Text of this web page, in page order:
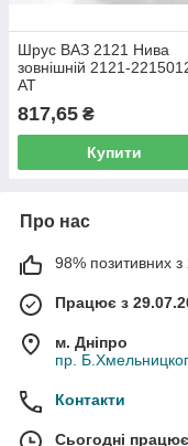
Шрус ВАЗ 2121 Нива
зовнішній 2121-
AT
817,65 ₴
Купити
Про нас
98% позитивних з
Працює з
м. Дніпро
пр.
Контакти
Сьогодні